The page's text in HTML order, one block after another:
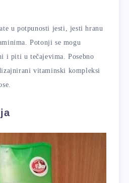
u potpunosti jesti, jesti hranu
Potonji se mogu
i piti u tečajevima. Posebno
vitaminski kompleksi